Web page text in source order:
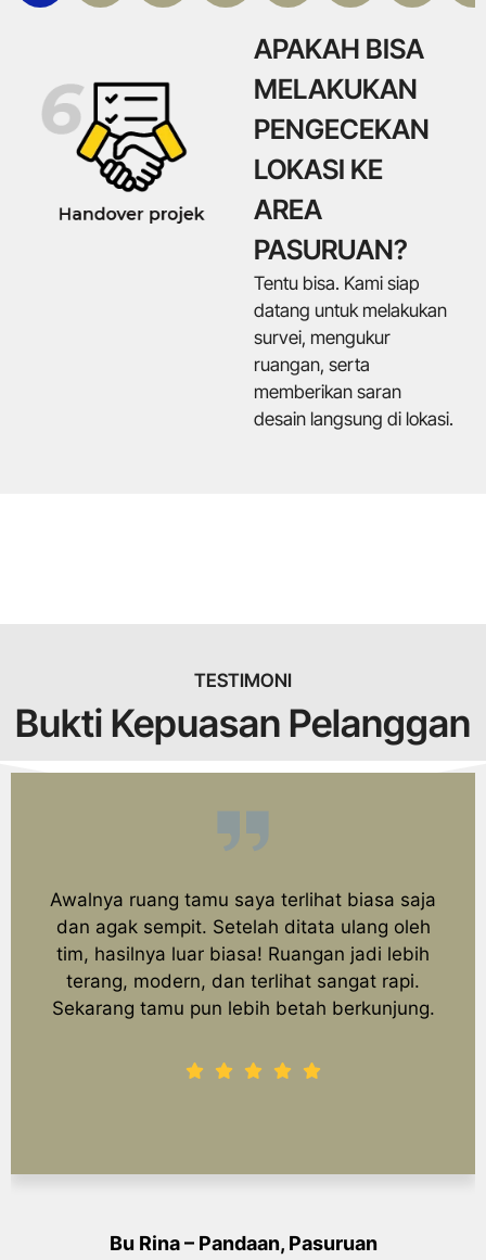
APAKAH BISA
MELAKUKAN
PENGECEKAN
LOKASI KE
AREA
PASURUAN?
Tentu bisa. Kami siap
datang untuk melakukan
survei, mengukur
ruangan, serta
memberikan saran
desain langsung di lokasi.
TESTIMONI
Bukti Kepuasan Pelanggan
Bu Rina – Pandaan, Pasuruan
Awalnya ruang tamu saya terlihat biasa saja
dan agak sempit. Setelah ditata ulang oleh
tim, hasilnya luar biasa! Ruangan jadi lebih
terang, modern, dan terlihat sangat rapi.
Sekarang tamu pun lebih betah berkunjung.